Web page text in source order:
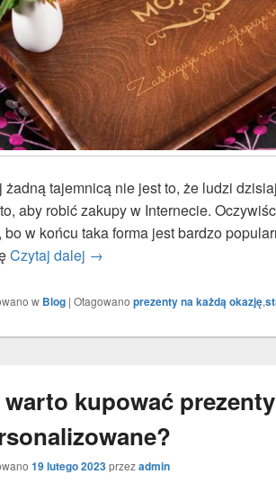
żadną tajemnicą nie jest to, że ludzi
aby robić zakupy w Internecie.
bo w końcu taka forma jest bardzo
Czytaj dalej Dlaczego tak wiele ludzi
→
w Blog | Otagowano prezenty na każdą okazję,
warto kupować prezenty
19 lutego 2023przezadmin